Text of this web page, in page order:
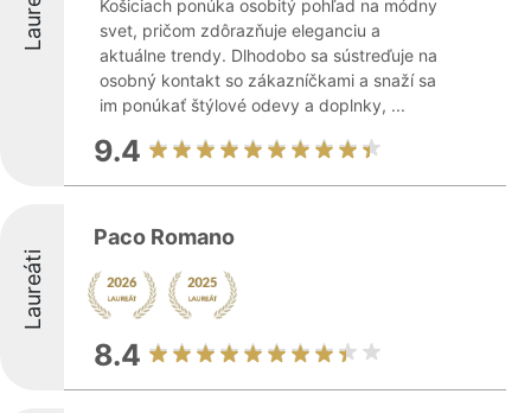
Košiciach ponúka osobitý pohľad na módny
svet, pričom zdôrazňuje eleganciu a
aktuálne trendy. Dlhodobo sa sústreďuje na
osobný kontakt so zákazníčkami a snaží sa
im ponúkať štýlové odevy a doplnky, ...
9.4
Laureáti
Paco Romano
8.4